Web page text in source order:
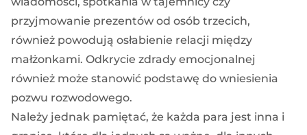
przyjmowanie prezentów od osób trzecich,
również powodują osłabienie relacji między
małżonkami. Odkrycie zdrady emocjonalnej
również może stanowić podstawę do wniesienia
pozwu rozwodowego.
Należy jednak pamiętać, że każda para jest inna i